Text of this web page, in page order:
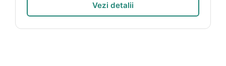
Vezi detalii